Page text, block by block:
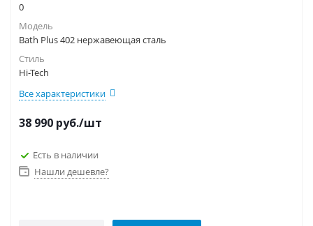
0
Модель
Bath Plus 402 нержавеющая сталь
Стиль
Hi-Tech
Все характеристики
38 990 руб./шт
Есть в наличии
Нашли дешевле?